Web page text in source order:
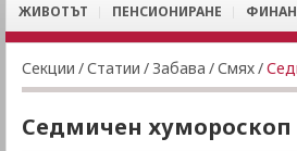
ЖИВОТЪТ ПЕНСИОНИРАНЕ
Секции /Статии / Забава /Смях/
Седмичен хумороскоп